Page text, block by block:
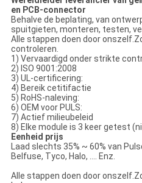
en PCB-connector
Behalve de beplating, van
spuitgieten, monteren, testen,
Alle stappen doen door
controleren.
1) Vervaardigd onder strikte
2) ISO 9001:2008
3) UL-certificering:
4) Bereik cetitifactie
5) RoHS-naleving:
6) OEM voor PULS:
7) Actief milieubeleid
8) Elke module is 3 keer getest
Eenheid prijs
Laad slechts 35% ~ 60% van
Belfuse, Tyco, Halo, .... Enz.
Alle stappen doen door